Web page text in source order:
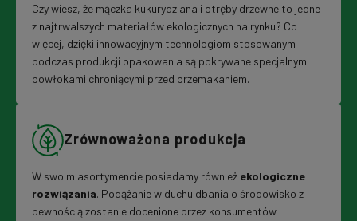
Czy wiesz, że mączka kukurydziana i otręby drzewne to jedne
z najtrwalszych materiałów ekologicznych na rynku? Co
więcej, dzięki innowacyjnym technologiom stosowanym
podczas produkcji opakowania są pokrywane specjalnymi
powłokami chroniącymi przed przemakaniem.
Zrównoważona produkcja
W swoim asortymencie posiadamy również ekologiczne
rozwiązania. Podążanie w duchu dbania o środowisko z
pewnością zostanie docenione przez konsumentów.